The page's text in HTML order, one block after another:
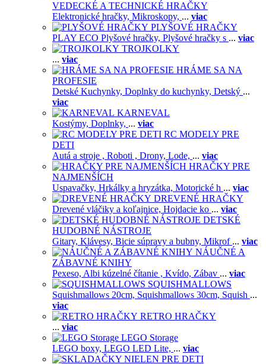
VEDECKÉ A TECHNICKÉ HRAČKY
Elektronické hračky, Mikroskopy, ... viac
PLYŠOVÉ HRAČKY
PLAY ECO Plyšové hračky, Plyšové hračky s ... viac
TROJKOLKY
... viac
HRÁME SA NA
PROFESIE
Detské Kuchynky, Doplnky do kuchynky, Detský ...
viac
KARNEVAL
Kostýmy, Doplnky, ... viac
RC MODELY PRE
DETI
Autá a stroje , Roboti , Drony, Lode, ... viac
HRAČKY PRE
NAJMENŠÍCH
Uspavačky, Hrkálky a hryzátka, Motorické h ... viac
DREVENÉ HRAČKY
Drevené vláčiky a koľajnice, Hojdacie ko ... viac
DETSKÉ
HUDOBNÉ NÁSTROJE
Gitary, Klávesy, Bicie súpravy a bubny, Mikrof ... viac
NÁUČNÉ A
ZÁBAVNÉ KNIHY
Pexeso, Albi kúzelné čítanie , Kvído, Zábav ... viac
SQUISHMALLOWS
Squishmallows 20cm, Squishmallows 30cm, Squish ...
viac
RETRO HRAČKY
... viac
LEGO Storage
LEGO boxy, LEGO LED Lite, ... viac